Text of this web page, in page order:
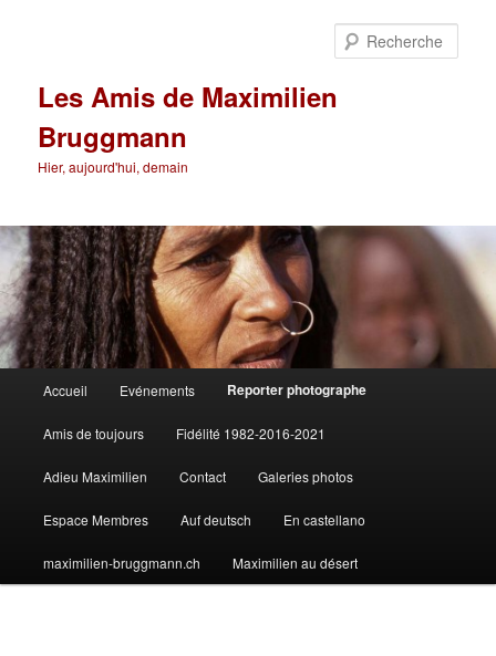
Les Amis de Maximilien
Bruggmann
Hier, aujourd'hui, demain
principal
Accueil Evénements Reporter photographe
Amis de toujours Fidélité 1982-2016-2021
Adieu Maximilien Contact Galeries photos
Espace Membres Auf deutsch En castellano
maximilien-bruggmann.ch Maximilien au désert